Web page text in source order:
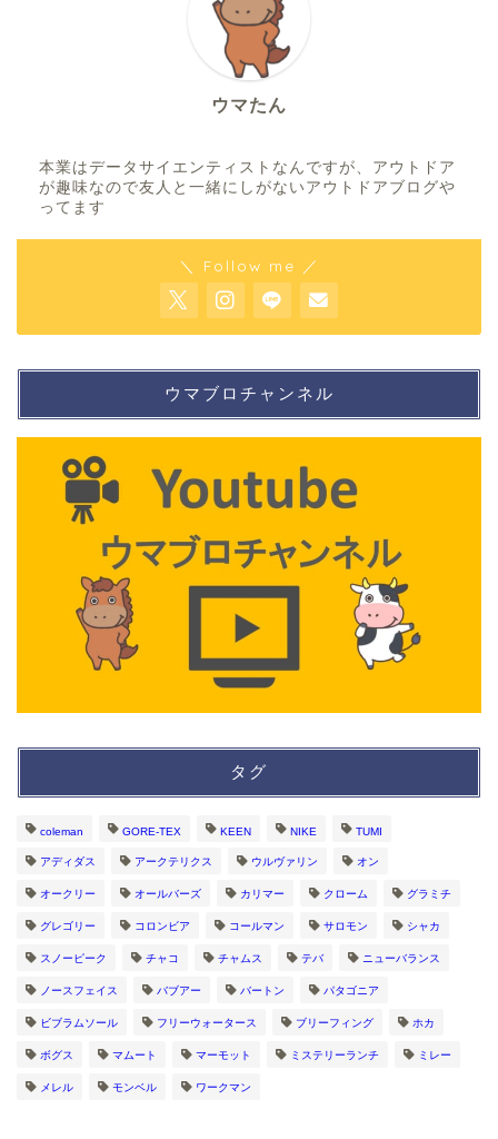
ウマたん
本業はデータサイエンティストなんですが、アウトドア
が趣味なので友人と一緒にしがないアウトドアブログや
ってます
＼ Follow me ／
ウマブロチャンネル
タグ
coleman GORE-TEX KEEN NIKE TUMI
アディダス アークテリクス ウルヴァリン オン
オークリー オールバーズ カリマー クローム グラミチ
グレゴリー コロンビア コールマン サロモン シャカ
スノーピーク チャコ チャムス テバ ニューバランス
ノースフェイス バブアー バートン パタゴニア
ビブラムソール フリーウォータース ブリーフィング ホカ
ボグス マムート マーモット ミステリーランチ ミレー
メレル モンベル ワークマン